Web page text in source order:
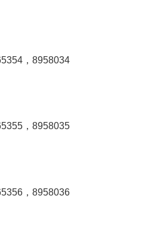
，8958034
，8958035
，8958036